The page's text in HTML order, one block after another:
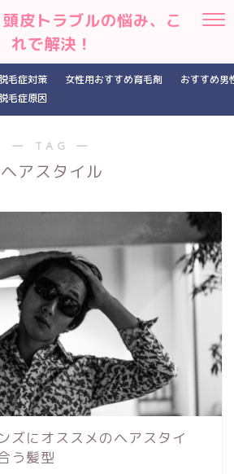
皮トラブルの悩み、こ
れで解決！
毛症対策
毛症原因
女性用おすすめ育毛剤 おすすめ男
― TAG ―
ヘアスタイル
ズにオススメのヘアスタイ
う髪型